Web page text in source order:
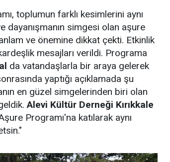
toplumun farklı kesimlerini aynı
dayanışmanın simgesi olan aşure
ve önemine dikkat çekti. Etkinlik
mesajları verildi. Programa
da vatandaşlarla bir araya gelerek
yaptığı açıklamada şu
en güzel simgelerinden biri olan
Alevi Kültür Derneği Kırıkkale
Programı'na katılarak aynı